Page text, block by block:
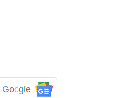
Google